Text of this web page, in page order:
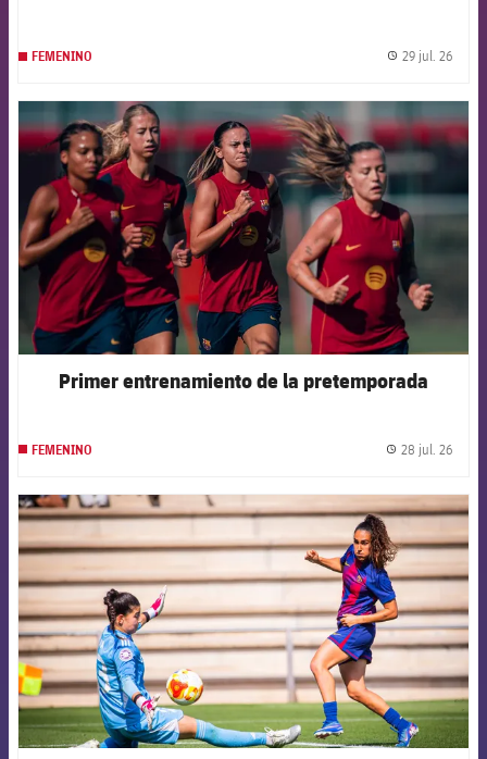
FEMENINO 29 jul. 26
FCB Barcelona badge
Primer entrenamiento de la pretemporada
FEMENINO 28 jul. 26
FCB Barcelona badge